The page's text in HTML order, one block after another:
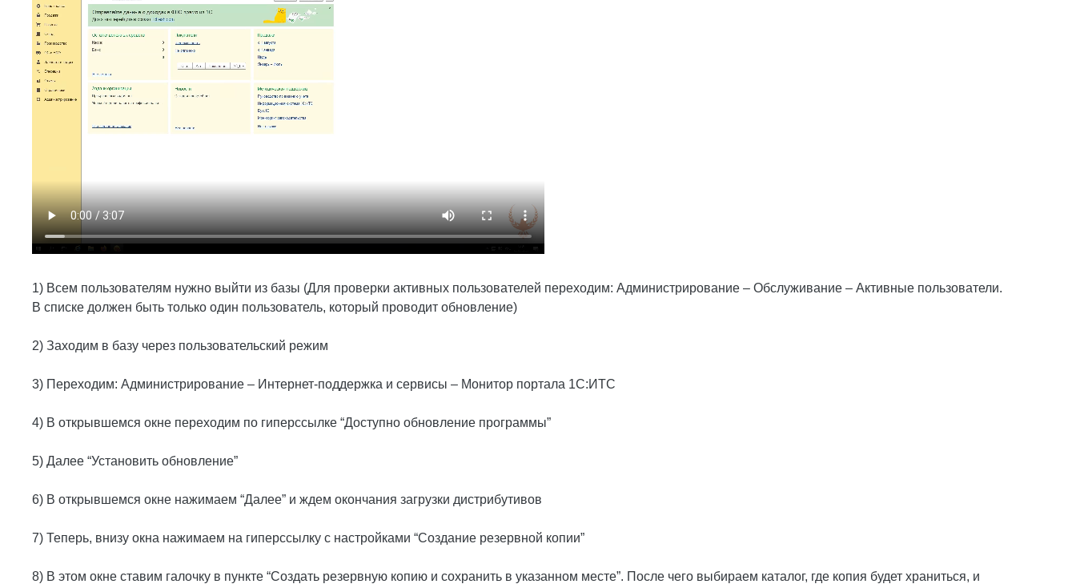
1) Всем пользователям нужно выйти из базы (Для проверки активных пользователей переходим: Администрирование – Обслуживание – Активные пользователи.
В списке должен быть только один пользователь, который проводит обновление)
2) Заходим в базу через пользовательский режим
3) Переходим: Администрирование – Интернет-поддержка и сервисы – Монитор портала 1С:ИТС
4) В открывшемся окне переходим по гиперссылке “Доступно обновление программы”
5) Далее “Установить обновление”
6) В открывшемся окне нажимаем “Далее” и ждем окончания загрузки дистрибутивов
7) Теперь, внизу окна нажимаем на гиперссылку с настройками “Создание резервной копии”
8) В этом окне ставим галочку в пункте “Создать резервную копию и сохранить в указанном месте”. После чего выбираем каталог, где копия будет храниться, и